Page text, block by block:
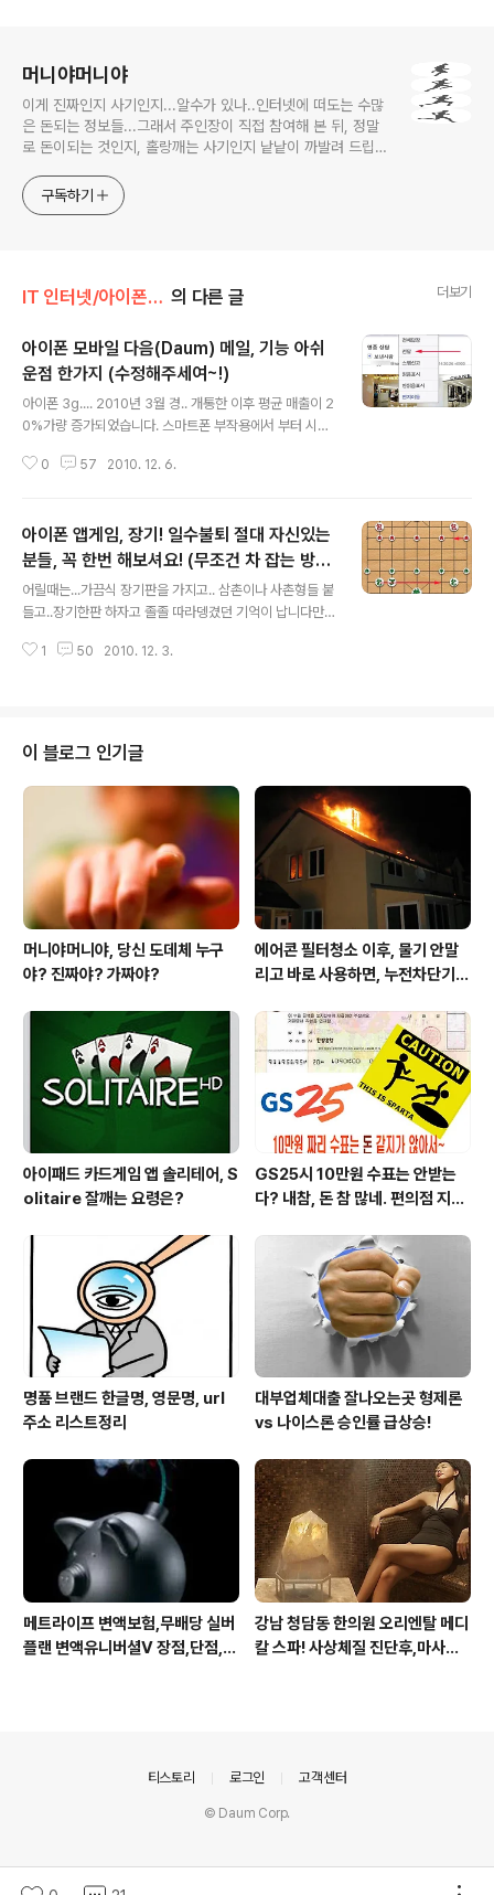
머니야머니야
이게 진짜인지 사기인지...알수가 있나..인터넷에 떠도는 수많
은 돈되는 정보들...그래서 주인장이 직접 참여해 본 뒤, 정말
로 돈이되는 것인지, 홀랑깨는 사기인지 낱낱이 까발려 드립니
야~구독하기
IT 인터넷/아이폰(iPhone) 의 다른 글 더보기
아이폰 모바일 다음(Daum) 메일, 기능 아쉬
운점 한가지 (수정해주세여~!)
아이폰 3g.... 2010년 3월 경.. 개통한 이후 평균 매출이 2
0%가량 증가되었습니다. 스마트폰 부작용에서 부터 시작
부리는 등.. 설왕설래 하고는 있지만.. 저처럼 이익을 거두
갠적으로는 아이폰 앱... 모바일 다음(daum)을 빼놓을 수
가 없습니다. 네이버에서 꼬물랑 거리는 동안.. 모바일 다음
은...보란듯이..씩씩하게 치고나가더니.. ㅋㅋ 결국 지금은...
다음 앱 하나로... 왠만한 것은 다 해결이 되는.. 그런 상태까
처리하는데 있어서.. 분초를 다투는..
0 57 2010. 12. 6.
아이폰 앱게임, 장기! 일수불퇴 절대 자신있는
분들, 꼭 한번 해보셔요! (무조건 차 잡는 방법
ㅎ)
어릴때는...가끔식 장기판을 가지고.. 삼촌이나 사촌형들 붙
들고..장기한판 하자고 졸졸 따라뎅겼던 기억이 납니다만..
는지 모르는경우도 태반이겠지요? ^^;; 오늘은 60, 70 옛
러이므로..유료앱에 대한 거부감이 있을수 있지만.. 여타의
널려있는 무료 장기프로그램 받아보시면 금새 아시겠지
만.....ㅋㅋㅋㅋㅋ 싼게 비지떡...딱 맞습니다. AI(Artificail
intelligence)라 말하기에 챙피한 수준의.. 대전로직을 보
고 있자면... 다운로드 받은..
1 50 2010. 12. 3.
이 블로그 인기글
머니야머니야, 당신 도데체 누구
야? 진짜야? 가짜야?
에어콘 필터청소 이후, 물기 안말
리고 바로 사용하면, 누전차단기
심!)
아이패드 카드게임 앱 솔리테어, S
olitaire 잘깨는 요령은?
GS25시 10만원 수표는 안받는
다? 내참, 돈 참 많네. 편의점 지에
명품 브랜드 한글명, 영문명, url
주소 리스트정리
대부업체대출 잘나오는곳 형제론
vs 나이스론 승인률 급상승!
메트라이프 변액보험,무배당 실버
플랜 변액유니버셜V 장점,단점,가
강남 청담동 한의원 오리엔탈 메디
칼 스파! 사상체질 진단후,마사지,
티스토리 로그인 고객센터
© Daum Corp.